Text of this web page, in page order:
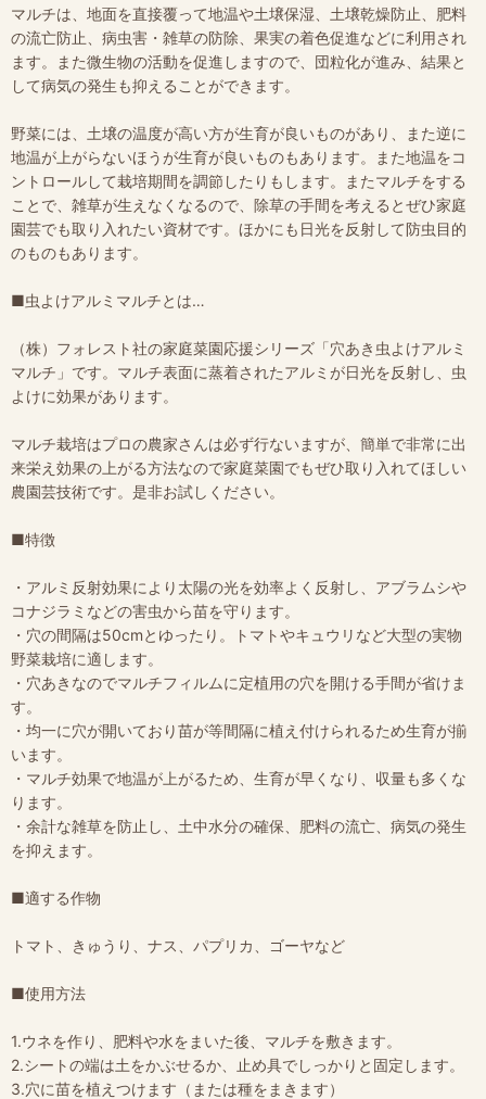
マルチは、地面を直接覆って地温や土壌保湿、土壌乾燥防止、肥料
の流亡防止、病虫害・雑草の防除、果実の着色促進などに利用され
ます。また微生物の活動を促進しますので、団粒化が進み、結果と
して病気の発生も抑えることができます。
野菜には、土壌の温度が高い方が生育が良いものがあり、また逆に
地温が上がらないほうが生育が良いものもあります。また地温をコ
ントロールして栽培期間を調節したりもします。またマルチをする
ことで、雑草が生えなくなるので、除草の手間を考えるとぜひ家庭
園芸でも取り入れたい資材です。ほかにも日光を反射して防虫目的
のものもあります。
■虫よけアルミマルチとは…
（株）フォレスト社の家庭菜園応援シリーズ「穴あき虫よけアルミ
マルチ」です。マルチ表面に蒸着されたアルミが日光を反射し、虫
よけに効果があります。
マルチ栽培はプロの農家さんは必ず行ないますが、簡単で非常に出
来栄え効果の上がる方法なので家庭菜園でもぜひ取り入れてほしい
農園芸技術です。是非お試しください。
■特徴
・アルミ反射効果により太陽の光を効率よく反射し、アブラムシや
コナジラミなどの害虫から苗を守ります。
・穴の間隔は50cmとゆったり。トマトやキュウリなど大型の実物
野菜栽培に適します。
・穴あきなのでマルチフィルムに定植用の穴を開ける手間が省けま
す。
・均一に穴が開いており苗が等間隔に植え付けられるため生育が揃
います。
・マルチ効果で地温が上がるため、生育が早くなり、収量も多くな
ります。
・余計な雑草を防止し、土中水分の確保、肥料の流亡、病気の発生
を抑えます。
■適する作物
トマト、きゅうり、ナス、パプリカ、ゴーヤなど
■使用方法
1.ウネを作り、肥料や水をまいた後、マルチを敷きます。
2.シートの端は土をかぶせるか、止め具でしっかりと固定します。
3.穴に苗を植えつけます（または種をまきます）